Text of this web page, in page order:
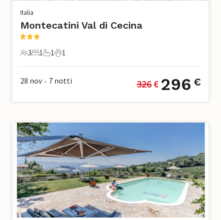
Italia
Montecatini Val di Cecina
3 Ospiti
3
1 Camera da letto
1
1 Bagno
1
1 Animale domestico
1
28 nov • 7 notti 326 € 296 €